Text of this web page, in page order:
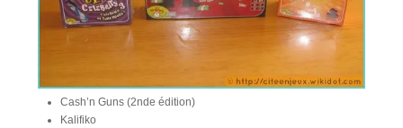
Cash’n Guns (2nde édition)
Kalifiko